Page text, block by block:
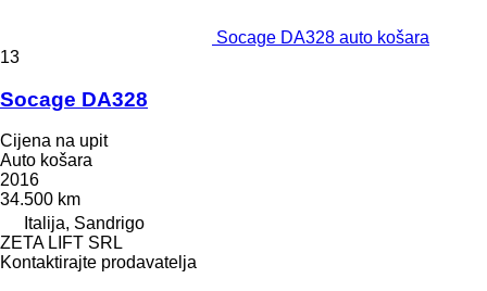
Socage DA328 auto košara
13
Socage DA328
Cijena na upit
Auto košara
2016
34.500 km
Italija, Sandrigo
ZETA LIFT SRL
Kontaktirajte prodavatelja